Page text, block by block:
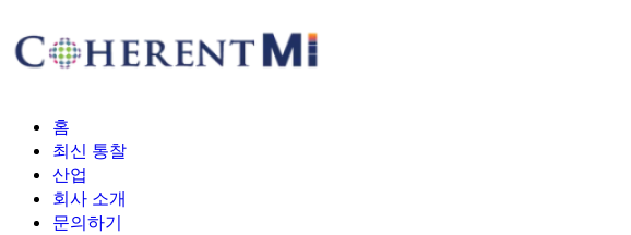
홈
최신 통찰
산업
회사 소개
문의하기